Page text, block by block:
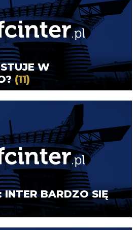
W
(11)
INTER BARDZO SIĘ